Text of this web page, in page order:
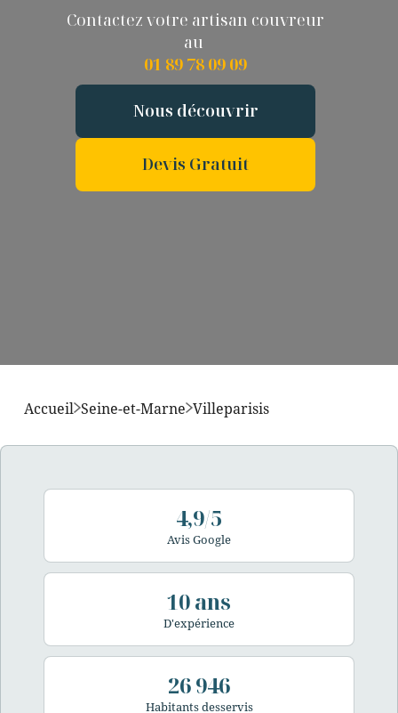
Contactez votre artisan couvreur
au
01 89 78 09 09
Nous découvrir
Devis Gratuit
Accueil Seine-et-Marne Villeparisis
4,9/5
Avis Google
10 ans
D'expérience
26 946
Habitants desservis